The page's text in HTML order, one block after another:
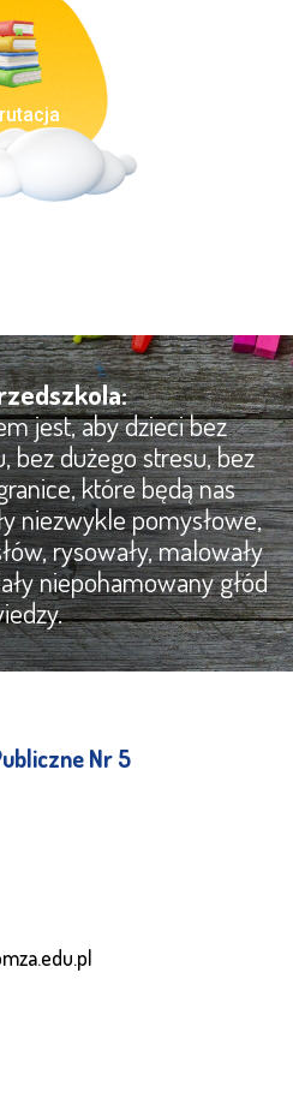
jest, aby dzieci bez
bez dużego stresu, bez
które będą nas
niezwykle pomysłowe,
rysowały, malowały
niepohamowany głód
Nr 5